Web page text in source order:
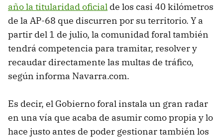
año la titularidad oficial de los casi 40 kilómetros
de la AP-68 que discurren por su territorio. Y a
partir del 1 de julio, la comunidad foral también
tendrá competencia para tramitar, resolver y
recaudar directamente las multas de tráfico,
según informa Navarra.com.
Es decir, el Gobierno foral instala un gran radar
en una vía que acaba de asumir como propia y lo
hace justo antes de poder gestionar también los